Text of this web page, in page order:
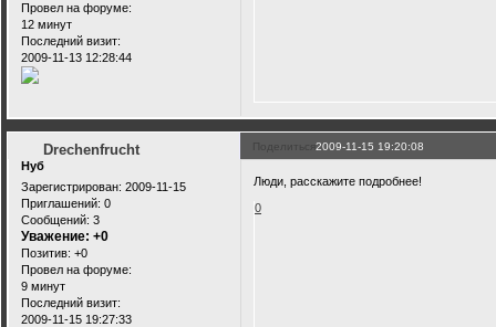
Провел на форуме:
12 минут
Последний визит:
2009-11-13 12:28:44
Поделиться2009-11-15 19:20:08
Drechenfrucht
Нуб
Зарегистрирован: 2009-11-15
Приглашений: 0
Сообщений: 3
Уважение: +0
Позитив: +0
Провел на форуме:
9 минут
Последний визит:
2009-11-15 19:27:33
Люди, расскажите подробнее!
0